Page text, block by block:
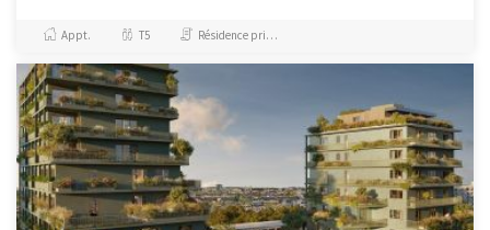
résidence offre une
atmosphère apaisée...
Appt. T5 Résidence principale / PTZ